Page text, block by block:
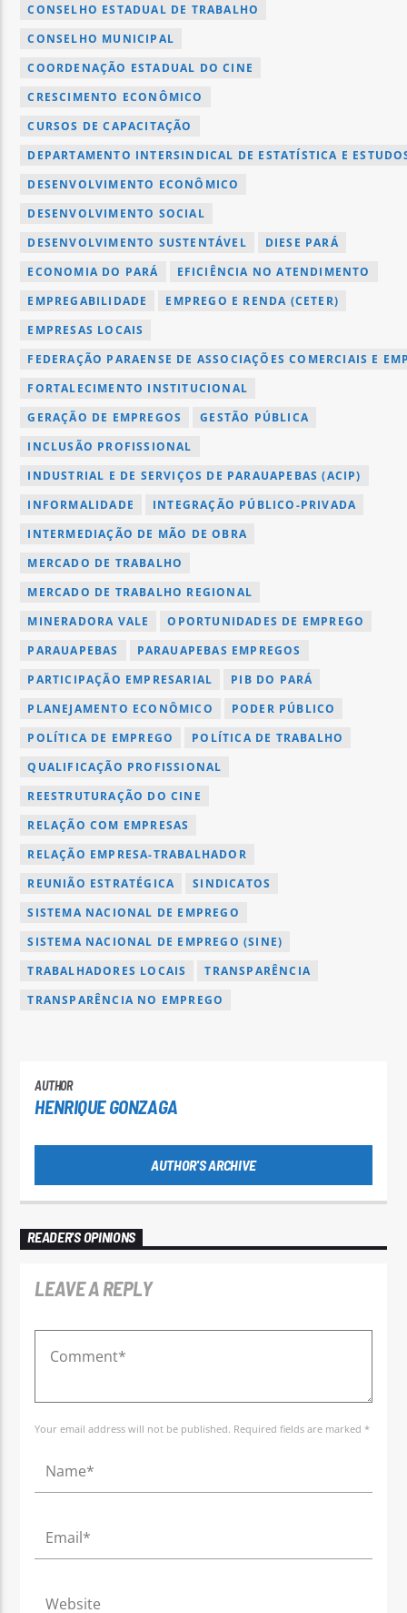
CONSELHO ESTADUAL DE TRABALHO
CONSELHO MUNICIPAL
COORDENAÇÃO ESTADUAL DO CINE
CRESCIMENTO ECONÔMICO
CURSOS DE CAPACITAÇÃO
DEPARTAMENTO INTERSINDICAL DE ESTATÍSTICA E
DESENVOLVIMENTO ECONÔMICO
DESENVOLVIMENTO SOCIAL
DESENVOLVIMENTO SUSTENTÁVEL
DIESE PARÁ
ECONOMIA DO PARÁ
EFICIÊNCIA NO ATENDIMENTO
EMPREGABILIDADE
EMPREGO E RENDA (CETER)
EMPRESAS LOCAIS
FEDERAÇÃO PARAENSE DE ASSOCIAÇÕES COMERCIAIS E
FORTALECIMENTO INSTITUCIONAL
GERAÇÃO DE EMPREGOS
GESTÃO PÚBLICA
INCLUSÃO PROFISSIONAL
INDUSTRIAL E DE SERVIÇOS DE PARAUAPEBAS (ACIP)
INFORMALIDADE
INTEGRAÇÃO PÚBLICO-PRIVADA
INTERMEDIAÇÃO DE MÃO DE OBRA
MERCADO DE TRABALHO
MERCADO DE TRABALHO REGIONAL
MINERADORA VALE
OPORTUNIDADES DE EMPREGO
PARAUAPEBAS
PARAUAPEBAS EMPREGOS
PARTICIPAÇÃO EMPRESARIAL
PIB DO PARÁ
PLANEJAMENTO ECONÔMICO
PODER PÚBLICO
POLÍTICA DE EMPREGO
POLÍTICA DE TRABALHO
QUALIFICAÇÃO PROFISSIONAL
REESTRUTURAÇÃO DO CINE
RELAÇÃO COM EMPRESAS
RELAÇÃO EMPRESA-TRABALHADOR
REUNIÃO ESTRATÉGICA
SINDICATOS
SISTEMA NACIONAL DE EMPREGO
SISTEMA NACIONAL DE EMPREGO (SINE)
TRABALHADORES LOCAIS
TRANSPARÊNCIA
TRANSPARÊNCIA NO EMPREGO
AUTHOR
HENRIQUE GONZAGA
AUTHOR'S ARCHIVE
READER'S OPINIONS
LEAVE A REPLY
Your email address will not be published. Required fields are marked *